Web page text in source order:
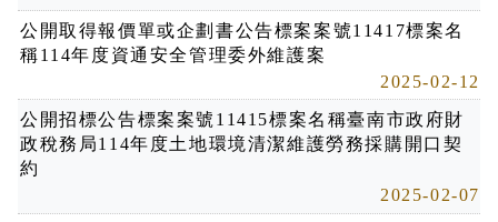
公開取得報價單或企劃書公告標案案號11417標案名
稱114年度資通安全管理委外維護案
2025-02-12
公開招標公告標案案號11415標案名稱臺南市政府財
政稅務局114年度土地環境清潔維護勞務採購開口契
約
2025-02-07